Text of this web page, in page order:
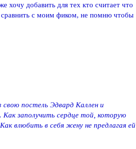
добавить для тех кто считает что
с моим фиком, не помню чтобы
постель Эдвард Каллен и
заполучить сердце той, которую
влюбить в себя жену не предлагая ей